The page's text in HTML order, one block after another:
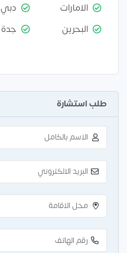
الامارات
دبي
البحرين
جدة
طلب استشارة